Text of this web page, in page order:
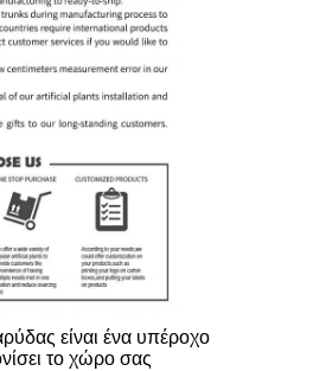
είναι ένα υπέροχο
το χώρο σας